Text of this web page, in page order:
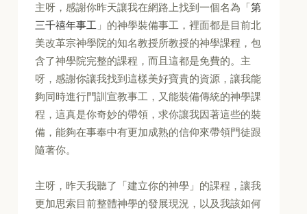
主呀，感謝你昨天讓我在網路上找到一個名為「第
三千禧年事工 」的神學裝備事工，裡面都是目前北
美改革宗神學院的知名教授所教授的神學課程，包
含了神學院完整的課程，而且這都是免費的。主
呀，感謝你讓我找到這樣美好寶貴的資源，讓我能
夠同時進行門訓宣教事工，又能裝備傳統的神學課
程，這真是你奇妙的帶領，求你讓我因著這些的裝
備，能夠在事奉中有更加成熟的信仰來帶領門徒跟
隨著你。
主呀，昨天我聽了「建立你的神學」的課程，讓我
更加思索目前整體神學的發展現況，以及我該如何